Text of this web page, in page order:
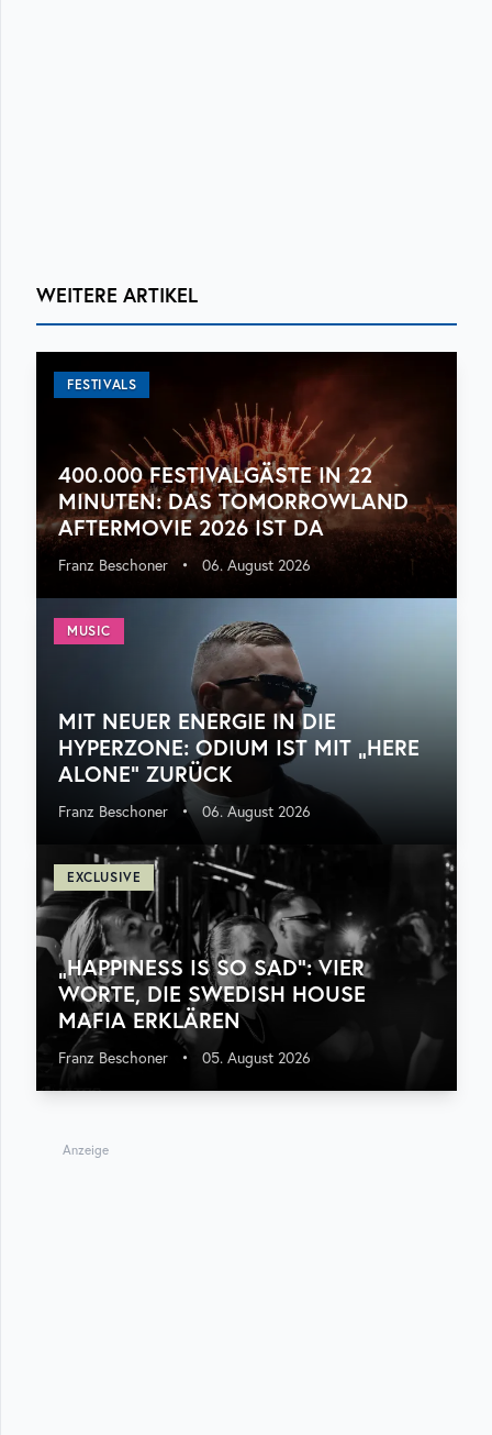
WEITERE ARTIKEL
FESTIVALS
400.000 FESTIVALGÄSTE IN 22
MINUTEN: DAS TOMORROWLAND
AFTERMOVIE 2026 IST DA
Franz Beschoner • 06. August 2026
MUSIC
MIT NEUER ENERGIE IN DIE
HYPERZONE: ODIUM IST MIT „HERE
ALONE“ ZURÜCK
Franz Beschoner • 06. August 2026
EXCLUSIVE
„HAPPINESS IS SO SAD“: VIER
WORTE, DIE SWEDISH HOUSE
MAFIA ERKLÄREN
Franz Beschoner • 05. August 2026
Anzeige